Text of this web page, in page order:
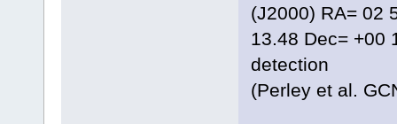
(J2000) RA= 02
13.48 Dec= +00
detection
(Perley et al.